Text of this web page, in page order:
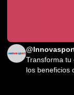
Transforma
los beneficios